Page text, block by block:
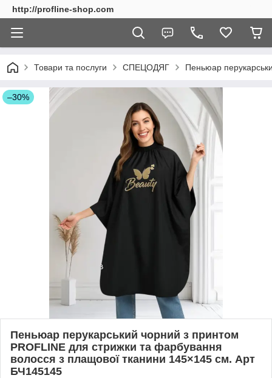
http://profline-shop.com
Товари та послуги СПЕЦОДЯГ Пеньюар
–30%
Пеньюар перукарський чорний з принтом
PROFLINE для стрижки та фарбування
волосся з плащової тканини 145×145 см. Арт
БЧ145145